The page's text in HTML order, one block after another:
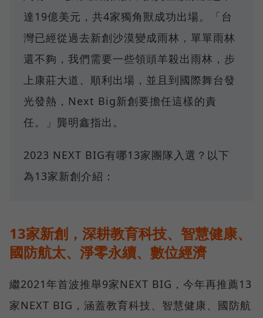
達19億美元，共4家獨角獸成功出場。「台
灣已經從過去新創沙漠變成雨林，單單雨林
還不夠，我們需要一些領頭羊殺出雨林，步
上康莊大道、順利出場，並且到國際舞台發
光發熱，Next Big新創要擔任這樣的責
任。」龔明鑫指出。
2023 NEXT BIG有哪13家團隊入選？以下
為13家新創介紹：
13家新創，深耕教育科技、智慧健康、
國防航太、淨零永續、數位經濟
繼2021年首波推舉9家NEXT BIG，今年再推薦13
家NEXT BIG，涵蓋教育科技、智慧健康、國防航